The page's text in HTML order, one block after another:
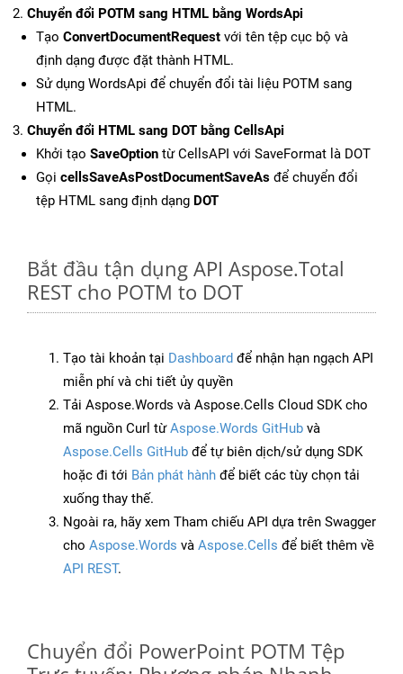
Chuyển đổi POTM sang HTML bằng WordsApi
Tạo ConvertDocumentRequest với tên tệp cục bộ và
định dạng được đặt thành HTML.
Sử dụng WordsApi để chuyển đổi tài liệu POTM sang
HTML.
Chuyển đổi HTML sang DOT bằng CellsApi
Khởi tạo SaveOption từ CellsAPI với SaveFormat là DOT
Gọi cellsSaveAsPostDocumentSaveAs để chuyển đổi
tệp HTML sang định dạng DOT
Bắt đầu tận dụng API Aspose.Total
REST cho POTM to DOT
Tạo tài khoản tại Dashboard để nhận hạn ngạch API
miễn phí và chi tiết ủy quyền
Tải Aspose.Words và Aspose.Cells Cloud SDK cho
mã nguồn Curl từAspose.Words GitHub và
Aspose.Cells GitHub để tự biên dịch/sử dụng SDK
hoặc đi tới Bản phát hành để biết các tùy chọn tải
xuống thay thế.
Ngoài ra, hãy xem Tham chiếu API dựa trên Swagger
cho Aspose.Words và Aspose.Cells để biết thêm về
API REST.
Chuyển đổi PowerPoint POTM Tệp